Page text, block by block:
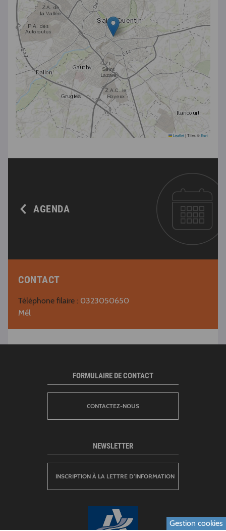
Leaflet|Tiles ©Esri
AGENDA
CONTACT
Téléphone filaire : 0323050650
Mél
FORMULAIRE DE CONTACT
CONTACTEZ-NOUS
NEWSLETTER
INSCRIPTION À LA LETTRE D’INFORMATION
Gestion cookies